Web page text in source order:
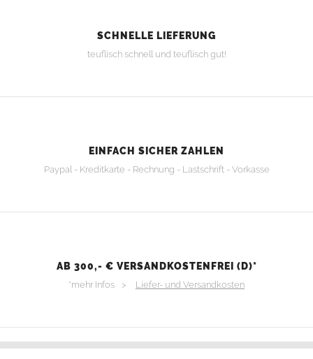
SCHNELLE LIEFERUNG
teuflisch schnell und teuflisch gut!
EINFACH SICHER ZAHLEN
Paypal - Kreditkarte - Rechnung - Lastschrift - Vorkasse
AB 300,- € VERSANDKOSTENFREI (D)*
*mehr Infos > Liefer- und Versandkosten